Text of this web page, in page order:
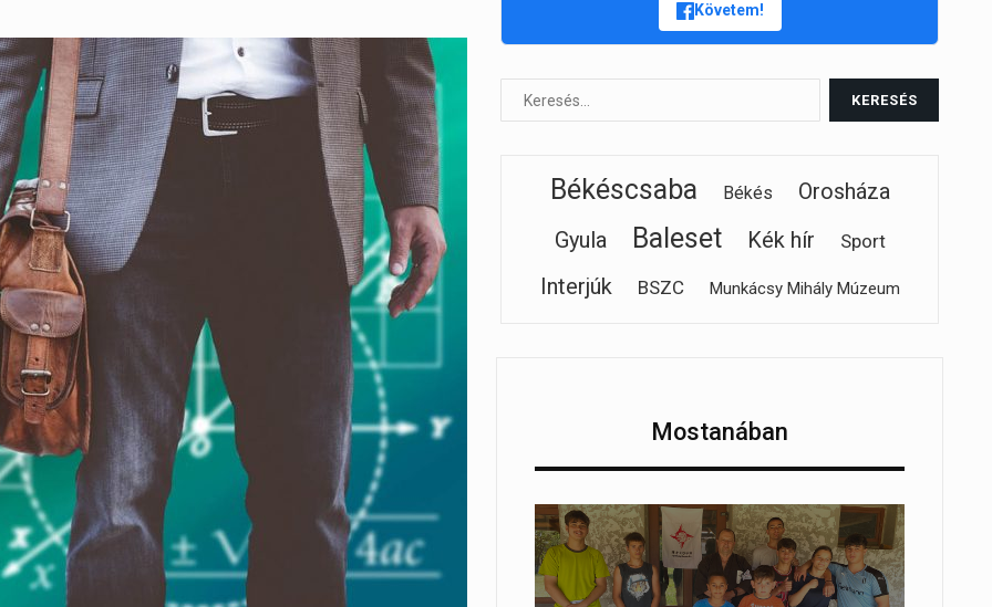
Követem!
Békéscsaba Békés
Orosháza
Gyula
Baleset Kék hír Sport
Interjúk BSZC Munkácsy Mihály Múzeum
Mostanában